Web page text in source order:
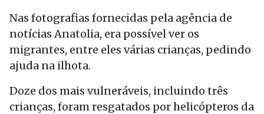
Nas fotografias fornecidas pela agência de
notícias Anatolia, era possível ver os
migrantes, entre eles várias crianças, pedindo
ajuda na ilhota.
Doze dos mais vulneráveis, incluindo três
crianças, foram resgatados por helicópteros da